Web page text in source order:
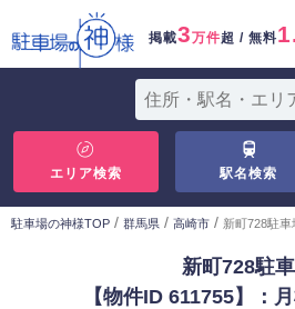
掲載3万件超 / 無料
エリア検索 駅名検索
駐車場の神様TOP / 群馬県 / 高崎市 / 新町728駐車
新町728駐
【物件ID 611755】：